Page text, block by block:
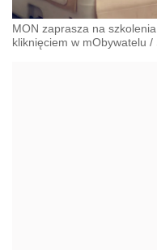
MON zaprasza na
kliknięciem w mObywatelu /